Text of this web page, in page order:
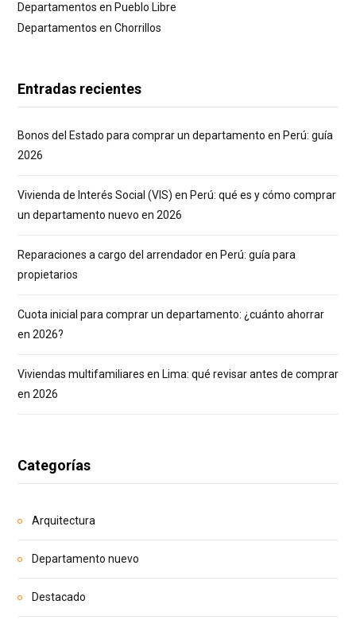
Departamentos en Pueblo Libre
Departamentos en Chorrillos
Entradas recientes
Bonos del Estado para comprar un departamento en Perú: guía
2026
Vivienda de Interés Social (VIS) en Perú: qué es y cómo comprar
un departamento nuevo en 2026
Reparaciones a cargo del arrendador en Perú: guía para
propietarios
Cuota inicial para comprar un departamento: ¿cuánto ahorrar
en 2026?
Viviendas multifamiliares en Lima: qué revisar antes de comprar
en 2026
Categorías
Arquitectura
Departamento nuevo
Destacado